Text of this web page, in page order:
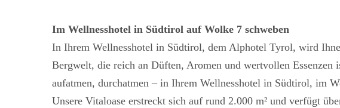
Im Wellnesshotel in Südtirol auf Wolke 7 schweben
In Ihrem Wellnesshotel in Südtirol, dem Alphotel Tyrol, wird
Bergwelt, die reich an Düften, Aromen und wertvollen Essenzen
aufatmen, durchatmen – in Ihrem Wellnesshotel in Südtirol, im
Unsere Vitaloase erstreckt sich auf rund 2.000 m² und verfügt